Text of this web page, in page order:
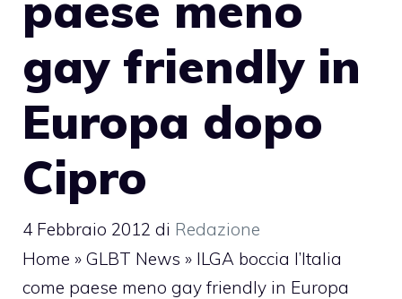
gay friendly in
Europa dopo
Cipro
4 Febbraio 2012 di Redazione
Home » GLBT News » ILGA boccia l’Italia
come paese meno gay friendly in Europa